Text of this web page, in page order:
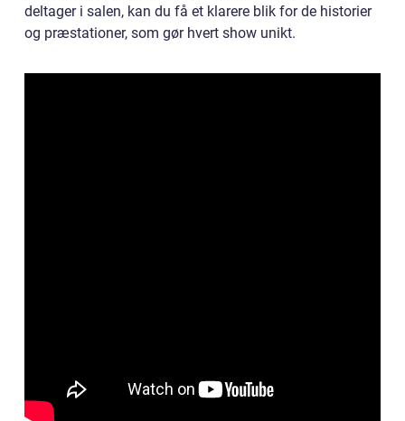
deltager i salen, kan du få et klarere blik for de historier
og præstationer, som gør hvert show unikt.